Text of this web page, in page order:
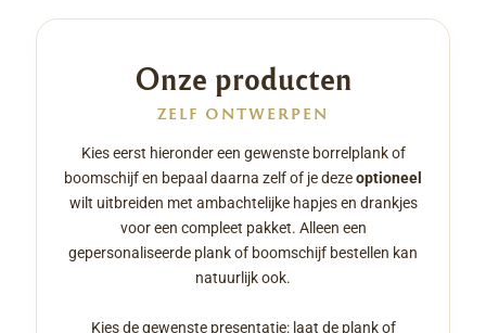
Onze producten
ZELF ONTWERPEN
Kies eerst hieronder een gewenste borrelplank of
boomschijf en bepaal daarna zelf of je dezeoptioneel
wilt uitbreiden met ambachtelijke hapjes en drankjes
voor een compleet pakket. Alleen een
gepersonaliseerde plank of boomschijf bestellen kan
natuurlijk ook.
Kies de gewenste presentatie: laat de plank of